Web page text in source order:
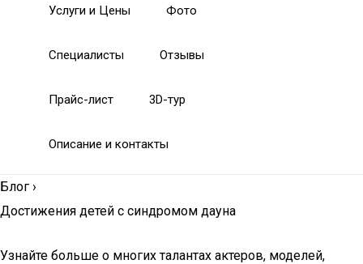
Услуги и Цены Фото
Специалисты Отзывы
Прайс-лист 3D-тур
Описание и контакты
Блог ›
Достижения детей с синдромом дауна
Узнайте больше о многих талантах актеров, моделей,